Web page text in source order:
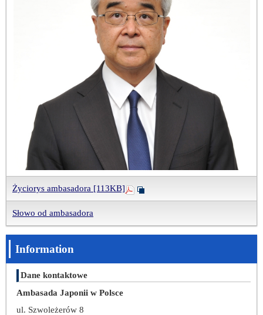
Życiorys ambasadora [113KB]
Słowo od ambasadora
Information
Dane kontaktowe
Ambasada Japonii w Polsce
ul. Szwoleżerów 8